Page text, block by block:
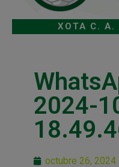
XOTA C. A.
2024-
octubre 26, 2024